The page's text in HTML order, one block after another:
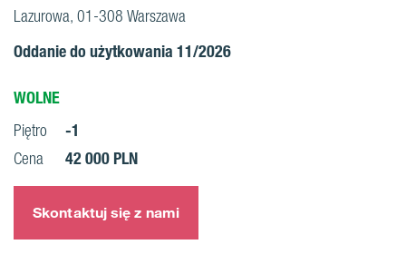
Lazurowa, 01-308 Warszawa
Oddanie do użytkowania 11/2026
WOLNE
Piętro -1
Cena 42 000 PLN
Skontaktuj się z nami